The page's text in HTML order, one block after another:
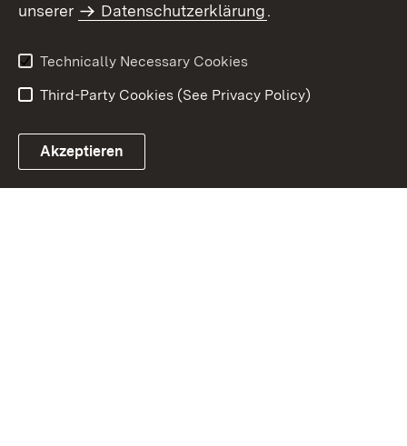
Imprint
Data Protection
Accessibility
unserer
Datenschutzerklärung.
Technically Necessary Cookies
Third-Party Cookies (See Privacy Policy)
Akzeptieren